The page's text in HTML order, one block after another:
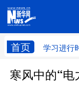
首页 学习进行
学习进行时
寒风中的“